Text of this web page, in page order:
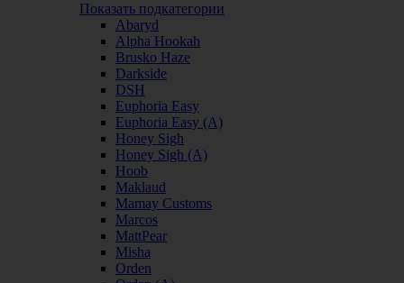
Показать подкатегории
Abaryd
Alpha Hookah
Brusko Haze
Darkside
DSH
Euphoria Easy
Euphoria Easy (А)
Honey Sigh
Honey Sigh (А)
Hoob
Maklaud
Mamay Customs
Marcos
MattPear
Misha
Orden